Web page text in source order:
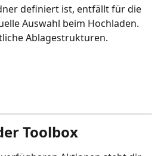
definiert ist, entfällt für die
Auswahl beim Hochladen.
Ablagestrukturen.
Toolbox